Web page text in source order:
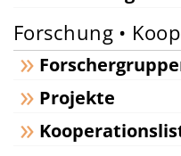
Forschung •
Projekte